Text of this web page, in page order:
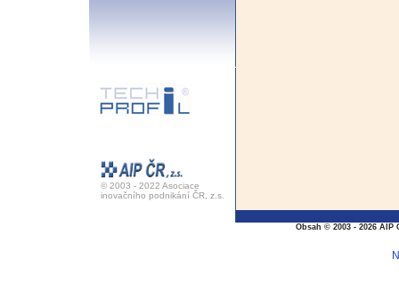
© 2003 - 2022 Asociace
inovačního podnikání ČR, z.s.
Obsah © 2003 - 2026